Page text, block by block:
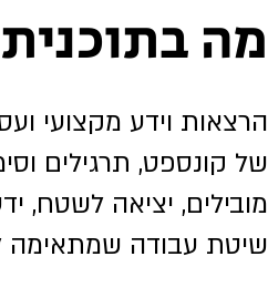
מה בתוכנית
הרצאות וידע מקצועי
של קונספט, תרגילים
מובילים, יציאה לשטח,
שיטת עבודה שמתאימה